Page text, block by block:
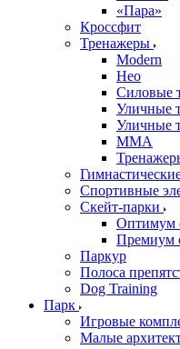
«Пара»
Кроссфит
Тренажеры
Modern
Нео
Силовые
Уличные
Уличные
ММА
Спортивные
Скейт-парки
Оптимум
Премиум
Паркур
Полоса
Dog Training
Парк
Игровые
Малые